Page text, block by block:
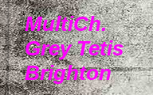
MultiCh.
Grey Tetis
Brighton